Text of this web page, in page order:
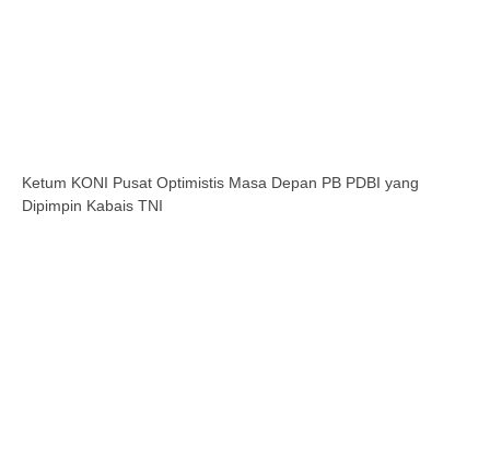
Ketum KONI Pusat Optimistis Masa Depan PB PDBI yang
Dipimpin Kabais TNI